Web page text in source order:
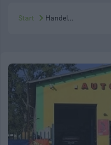
Start Handel...